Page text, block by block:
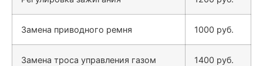
Замена приводного ремня 1000 руб.
Замена троса управления газом 1400 руб.